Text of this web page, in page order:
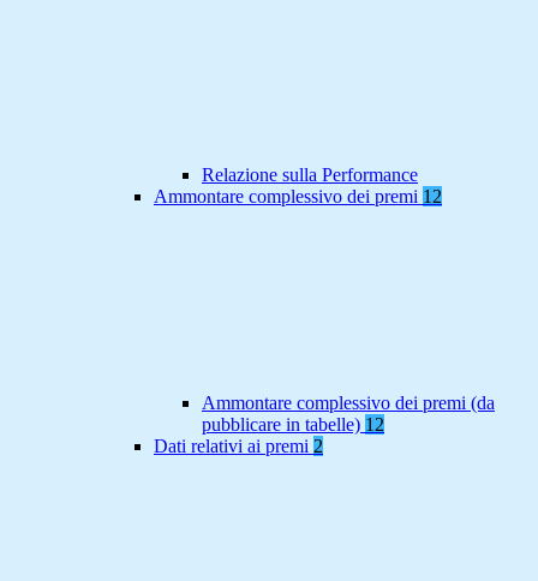
Relazione sulla Performance
Ammontare complessivo dei premi 12
Ammontare complessivo dei premi (da
pubblicare in tabelle) 12
Dati relativi ai premi 2